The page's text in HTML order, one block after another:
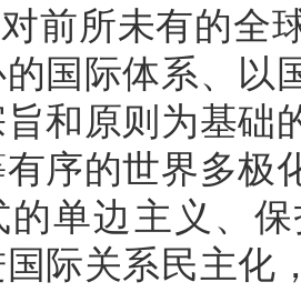
前所未有的全
的国际体系、以
旨和原则为基础
序的世界多极
的单边主义、
国际关系民主化